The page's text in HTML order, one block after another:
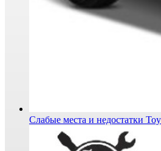
Слабые места и недостатки